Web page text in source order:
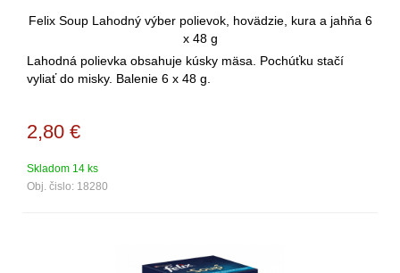
Felix Soup Lahodný výber polievok, hovädzie, kura a jahňa 6
x 48 g
Lahodná polievka obsahuje kúsky mäsa. Pochúťku stačí
vyliať do misky. Balenie 6 x 48 g.
2,80 €
Skladom 14 ks
Obj. čislo: 18280